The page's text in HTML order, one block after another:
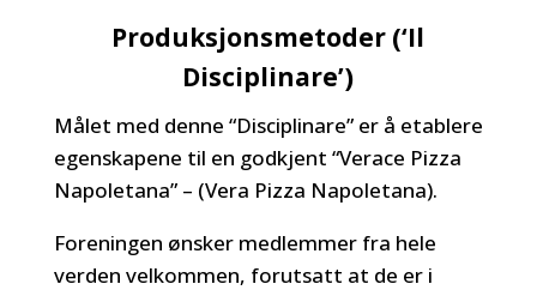
Produksjonsmetoder (‘Il
Disciplinare’)
Målet med denne “Disciplinare” er å etablere
egenskapene til en godkjent “Verace Pizza
Napoletana” – (Vera Pizza Napoletana).
Foreningen ønsker medlemmer fra hele
verden velkommen, forutsatt at de er i